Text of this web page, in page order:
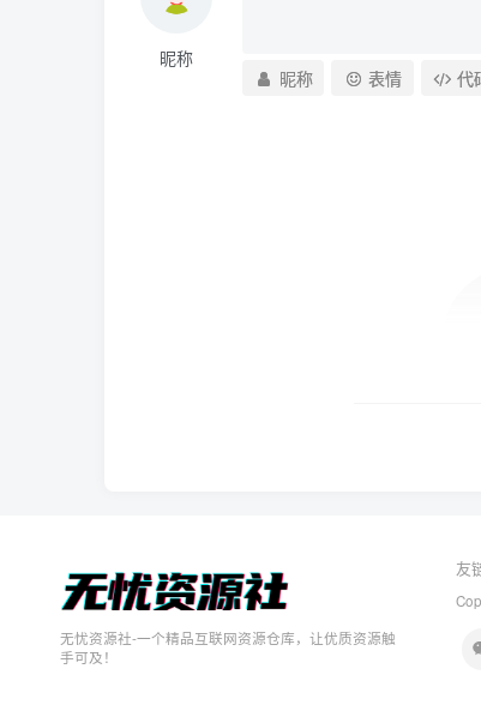
昵称
昵称 表情 代
无忧资源社-一个精品互联网资源仓库，让优质资源触
手可及！
友